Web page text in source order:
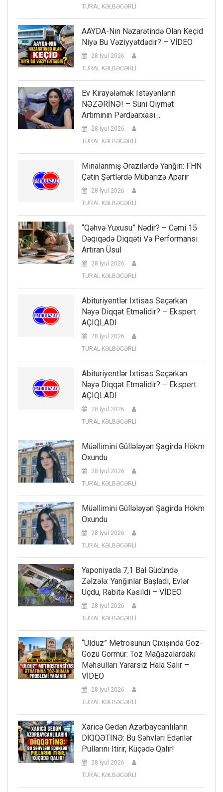
TURAL KƏLBƏCƏRLİ
AAYDA-Nın Nəzarətində Olan Keçid
Niyə Bu Vəziyyətdədir? – VİDEO
28 İyul 2026
TURAL KƏLBƏCƏRLİ
Ev Kirayələmək Istəyənlərin
NƏZƏRİNƏ! – Süni Qiymət
Artımının Pərdəarxası…
28 İyul 2026
TURAL KƏLBƏCƏRLİ
Minalanmış Ərazilərdə Yanğın: FHN
Çətin Şərtlərdə Mübarizə Aparır
28 İyul 2026
TURAL KƏLBƏCƏRLİ
“Qəhvə Yuxusu” Nədir? – Cəmi 15
Dəqiqədə Diqqəti Və Performansı
Artıran Üsul
28 İyul 2026
TURAL KƏLBƏCƏRLİ
Abituriyentlər Ixtisas Seçərkən
Nəyə Diqqət Etməlidir? – Ekspert
AÇIQLADI
28 İyul 2026
TURAL KƏLBƏCƏRLİ
Abituriyentlər Ixtisas Seçərkən
Nəyə Diqqət Etməlidir? – Ekspert
AÇIQLADI
28 İyul 2026
TURAL KƏLBƏCƏRLİ
Müəllimini Güllələyən Şagirdə Hökm
Oxundu
28 İyul 2026
TURAL KƏLBƏCƏRLİ
Müəllimini Güllələyən Şagirdə Hökm
Oxundu
28 İyul 2026
TURAL KƏLBƏCƏRLİ
Yaponiyada 7,1 Bal Gücündə
Zəlzələ: Yanğınlar Başladı, Evlər
Uçdu, Rabitə Kəsildi – VİDEO
28 İyul 2026
TURAL KƏLBƏCƏRLİ
“Ulduz” Metrosunun Çıxışında Göz-
Gözü Görmür: Toz Mağazalardakı
Məhsulları Yararsız Hala Salır –
VİDEO
28 İyul 2026
TURAL KƏLBƏCƏRLİ
Xaricə Gedən Azərbaycanlıların
DİQQƏTİNƏ: Bu Səhvləri Edənlər
Pullarını Itirir, Küçədə Qalır!
28 İyul 2026
TURAL KƏLBƏCƏRLİ